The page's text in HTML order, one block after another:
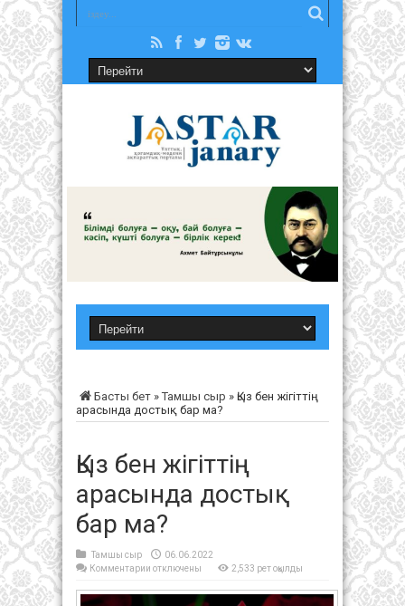
Басты бет »Тамшы сыр » Қыз бен жігіттің
арасында достық бар ма?
Қыз бен жігіттің
арасында достық
бар ма?
Тамшы сыр
06.06.2022
Комментарии к
бен
отключены 2,533 рет оқылды